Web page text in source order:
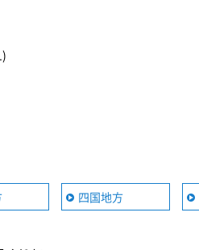
四国地方